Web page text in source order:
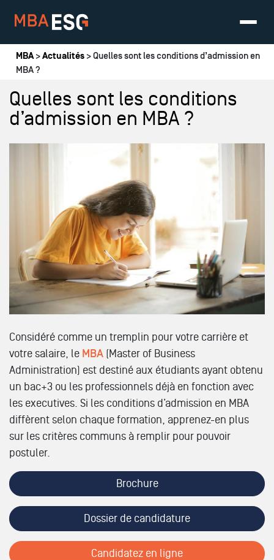
Vous êtes ici
MBA>Actualités > Quelles sont les conditions d’admission en
MBA ?
Quelles sont les conditions
d’admission en MBA ?
Considéré comme un tremplin pour votre carrière et
votre salaire, le MBA (Master of Business
Administration) est destiné aux étudiants ayant obtenu
un bac+3 ou les professionnels déjà en fonction avec
les executives. Si les conditions d’admission en MBA
diffèrent selon chaque formation, apprenez-en plus
sur les critères communs à remplir pour pouvoir
postuler.
Brochure
Dossier de candidature
Candidatez en ligne